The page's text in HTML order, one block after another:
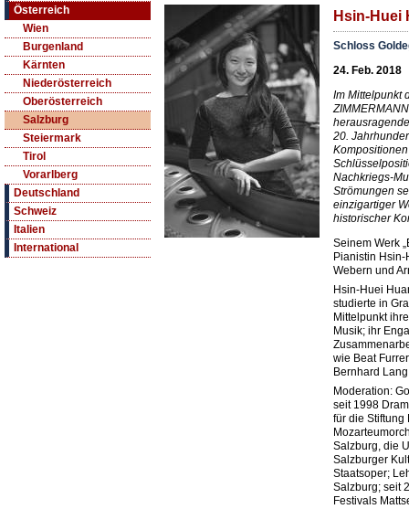
Österreich
Wien
Burgenland
Kärnten
Niederösterreich
Oberösterreich
Salzburg
Steiermark
Tirol
Vorarlberg
Deutschland
Schweiz
Italien
International
Hsin-Huei
Schloss
24. Feb. 2018
Im Mittelpunkt
20.
Nachkriegs-
Strömungen
einzigartiger
historischer
Seinem Werk
Pianistin
Webern und
Hsin-Huei
studierte in
Mittelpunkt
Musik; ihr
wie Beat
Bernhard
Moderation:
seit 1998
für die Stiftung
Salzburg, die
Salzburger
Staatsoper;
Salzburg; seit
Festivals